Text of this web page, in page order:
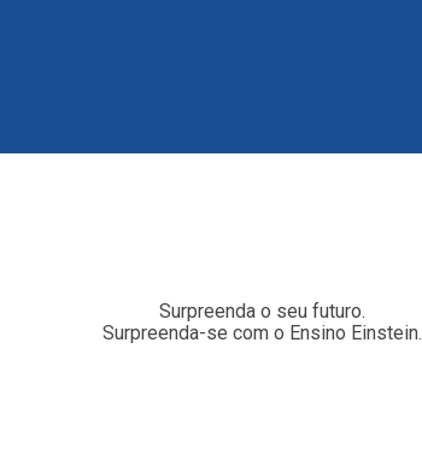
Surpreenda o seu futuro.
Surpreenda-se com o Ensino Einstein.